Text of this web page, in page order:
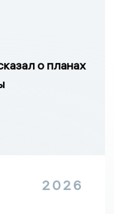
о планах
2026